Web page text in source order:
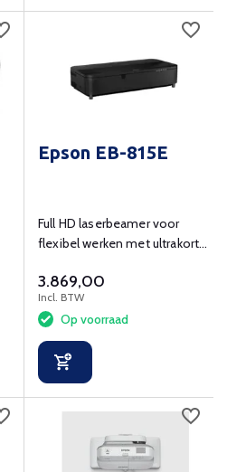
Epson EB-815E
Full HD laserbeamer voor
flexibel werken met ultrakorte
3.869,00
Incl. BTW
Op voorraad